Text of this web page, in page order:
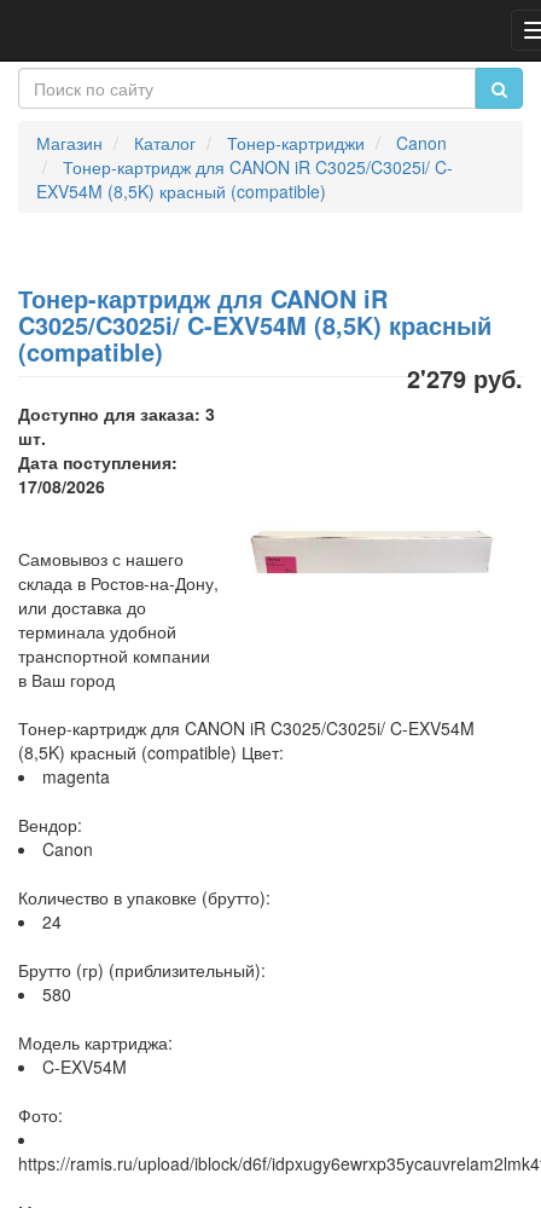
Магазин Каталог Тонер-картриджи
Canon
Тонер-картридж для CANON iR C3025/C3025i/ C-
EXV54M (8,5K) красный (compatible)
Тонер-картридж для CANON iR
C3025/C3025i/ C-EXV54M (8,5K) красный
(compatible)
2'279 руб.
Доступно для заказа: 3
шт.
Дата поступления:
17/08/2026
Самовывоз с нашего
склада в Ростов-на-Дону,
или доставка до
терминала удобной
транспортной компании
в Ваш город
Тонер-картридж для CANON iR C3025/C3025i/ C-EXV54M
(8,5K) красный (compatible) Цвет:
magenta
Вендор:
Canon
Количество в упаковке (брутто):
24
Брутто (гр) (приблизительный):
580
Модель картриджа:
C-EXV54M
Фото:
https://ramis.ru/upload/iblock/d6f/